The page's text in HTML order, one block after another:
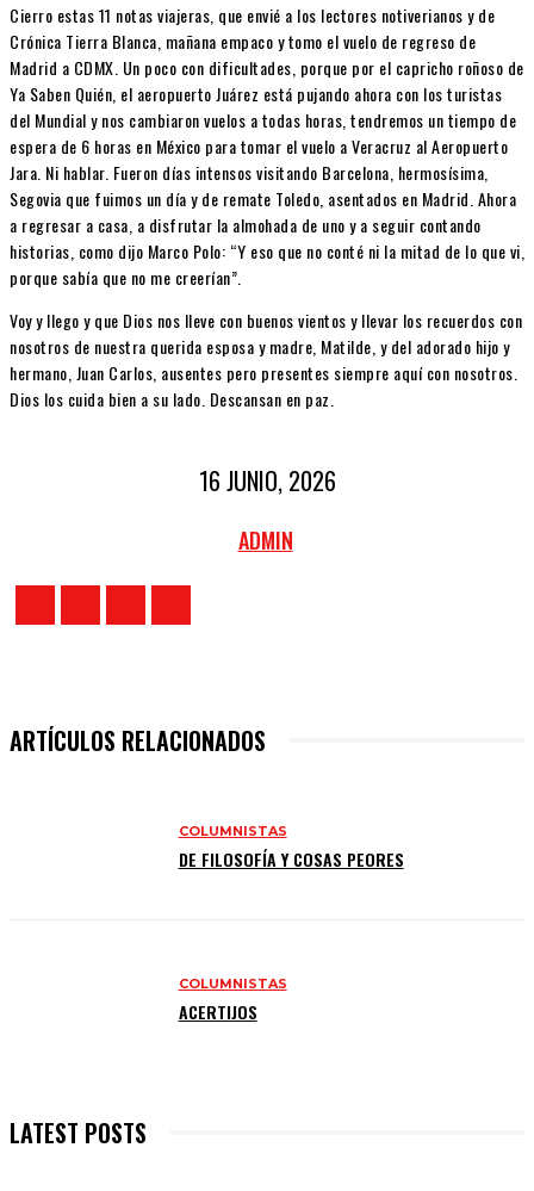
Cierro estas 11 notas viajeras, que envié a los lectores notiverianos y de
Crónica Tierra Blanca, mañana empaco y tomo el vuelo de regreso de
Madrid a CDMX. Un poco con dificultades, porque por el capricho roñoso de
Ya Saben Quién, el aeropuerto Juárez está pujando ahora con los turistas
del Mundial y nos cambiaron vuelos a todas horas, tendremos un tiempo de
espera de 6 horas en México para tomar el vuelo a Veracruz al Aeropuerto
Jara. Ni hablar. Fueron días intensos visitando Barcelona, hermosísima,
Segovia que fuimos un día y de remate Toledo, asentados en Madrid. Ahora
a regresar a casa, a disfrutar la almohada de uno y a seguir contando
historias, como dijo Marco Polo: “Y eso que no conté ni la mitad de lo que vi,
porque sabía que no me creerían”.
Voy y llego y que Dios nos lleve con buenos vientos y llevar los recuerdos con
nosotros de nuestra querida esposa y madre, Matilde, y del adorado hijo y
hermano, Juan Carlos, ausentes pero presentes siempre aquí con nosotros.
Dios los cuida bien a su lado. Descansan en paz.
16 JUNIO, 2026
ADMIN
ARTÍCULOS RELACIONADOS
COLUMNISTAS
DE FILOSOFÍA Y COSAS PEORES
COLUMNISTAS
ACERTIJOS
LATEST POSTS